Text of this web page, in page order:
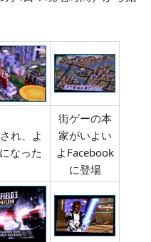
れ、よ
なった
街ゲーの本
家がいよい
よFacebook
に登場